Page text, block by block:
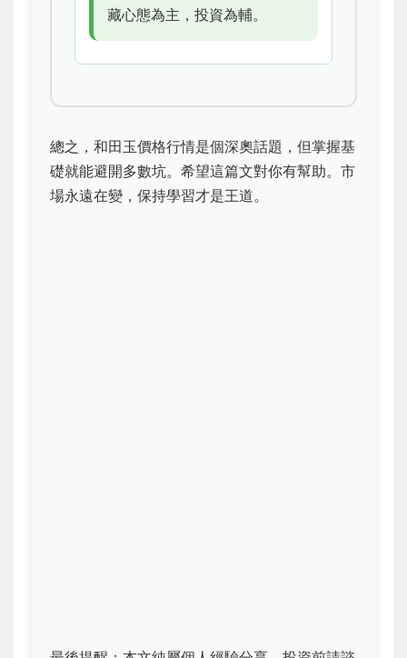
藏心態為主，投資為輔。
總之，和田玉價格行情是個深奧話題，但掌握基
礎就能避開多數坑。希望這篇文對你有幫助。市
場永遠在變，保持學習才是王道。